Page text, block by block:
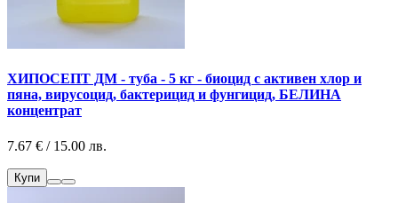
ХИПОСЕПТ ДМ - туба - 5 кг - биоцид с активен хлор и
пяна, вирусоцид, бактерицид и фунгицид, БЕЛИНА
концентрат
7.67 € / 15.00 лв.
Купи